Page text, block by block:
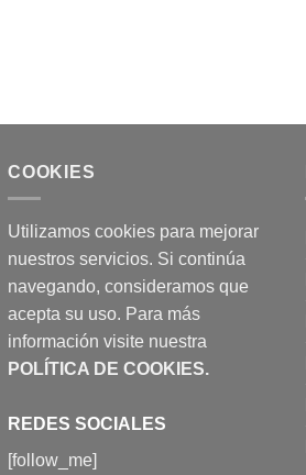
COOKIES
Utilizamos cookies para mejorar
nuestros servicios. Si continúa
navegando, consideramos que
acepta su uso. Para más
información visite nuestra
POLÍTICA DE COOKIES.
REDES SOCIALES
[follow_me]